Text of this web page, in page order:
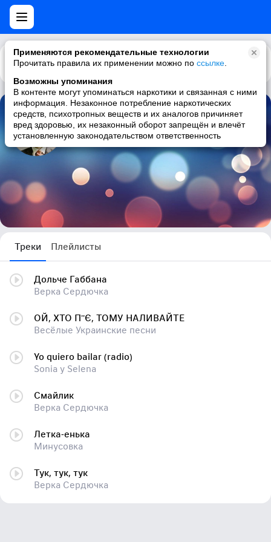
Применяются рекомендательные технологии
Прочитать правила их применении можно по ссылке
Возможны упоминания
В контенте могут упоминаться наркотики и связанная с ними
информация. Незаконное потребление наркотических
средств, психотропных веществ и их аналогов причиняет
вред здоровью, их незаконный оборот запрещён и влечёт
установленную законодательством ответственность
Каталог Рекомендации
нина печенкина
6 треков
Треки Плейлисты
Дольче Габбана
Верка Сердючка
ОЙ, ХТО П''Є, ТОМУ НАЛИВАЙТЕ
Весёлые Украинские песни
Yo quiero bailar (radio)
Sonia y Selena
Смайлик
Верка Сердючка
Летка-енька
Минусовка
Тук, тук, тук
Верка Сердючка